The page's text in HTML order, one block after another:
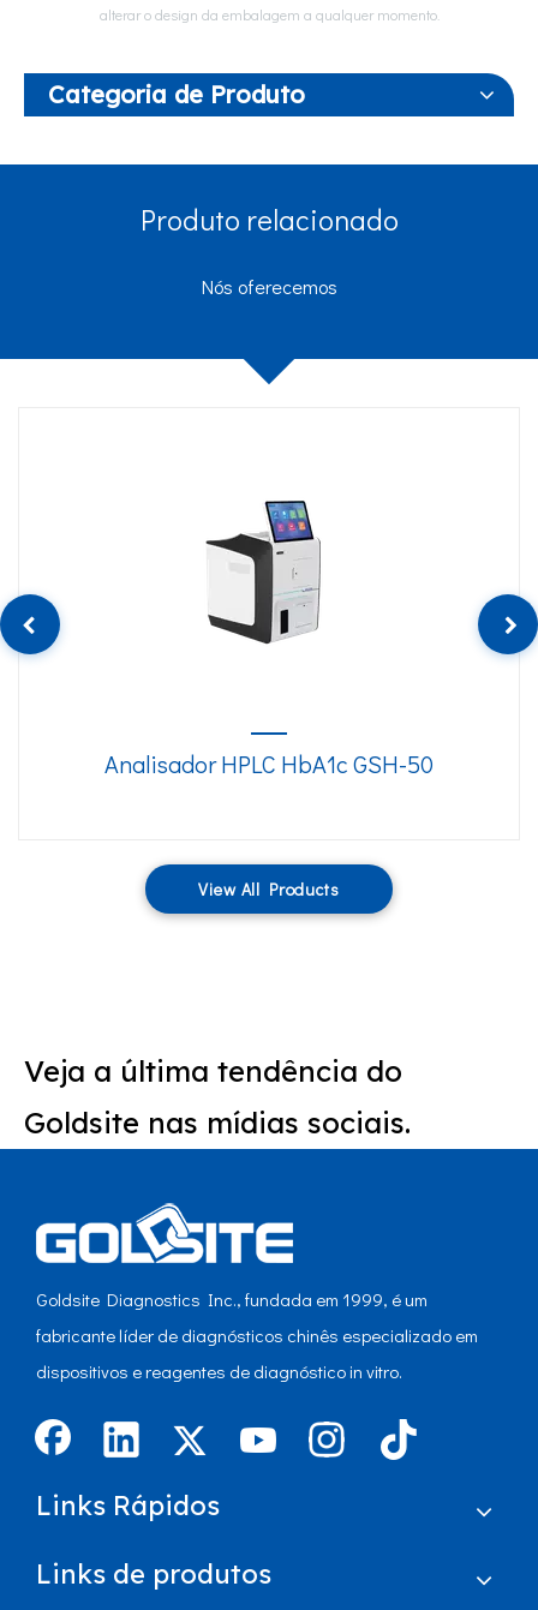
alterar o design da embalagem a qualquer momento.
Categoria de Produto
Produto relacionado
Nós oferecemos
Analisador HPLC HbA1c GSH-50
View All Products
Veja a última tendência do
Goldsite nas mídias sociais.
Goldsite Diagnostics Inc., fundada em 1999, é um
fabricante líder de diagnósticos chinês especializado em
dispositivos e reagentes de diagnóstico in vitro.
Links Rápidos
Links de produtos